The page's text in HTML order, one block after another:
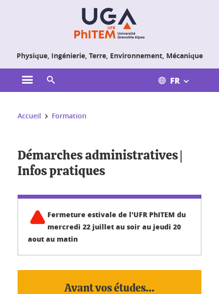
Physique, Ingénierie, Terre, Environnement, Mécanique
Ouvrir le menu principal FR
Vous êtes ici :
Accueil Formation
Démarches administratives |
Infos pratiques
Fermeture estivale de l'UFR PhITEM du
mercredi 22 juillet au soir au jeudi 20
aout au matin
Avant vos études...